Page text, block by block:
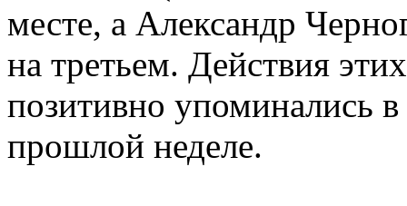
месте, а Александр
на третьем. Действия
позитивно упоминались
прошлой неделе.